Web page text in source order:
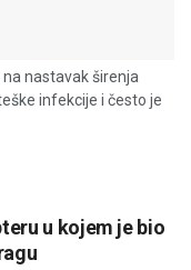
nastavak širenja
infekcije i često je
u kojem je bio